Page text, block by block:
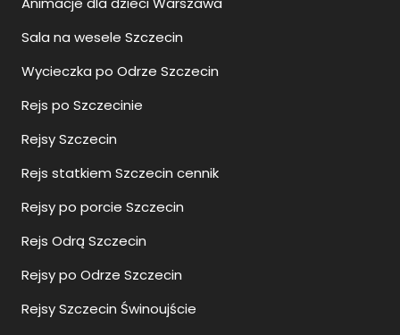
Sala na wesele Szczecin
Wycieczka po Odrze Szczecin
Rejs po Szczecinie
Rejsy Szczecin
Rejs statkiem Szczecin cennik
Rejsy po porcie Szczecin
Rejs Odrą Szczecin
Rejsy po Odrze Szczecin
Rejsy Szczecin Świnoujście